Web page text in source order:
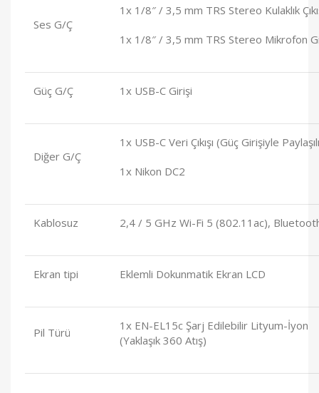
Ses G/Ç
1x 1/8″ / 3,5 mm TRS Stereo Kulaklık
1x 1/8″ / 3,5 mm TRS Stereo Mikrofon
Güç G/Ç 1x USB-C Girişi
Diğer G/Ç
1x USB-C Veri Çıkışı (Güç Girişiyle
1x Nikon DC2
Kablosuz 2,4 / 5 GHz Wi-Fi 5 (802.11ac),
Ekran tipi Eklemli Dokunmatik Ekran LCD
Pil Türü
1x EN-EL15c Şarj Edilebilir Lityum-İyon
(Yaklaşık 360 Atış)